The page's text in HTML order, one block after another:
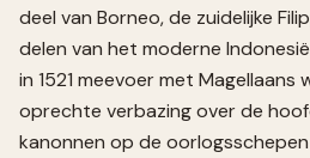
deel van Borneo, de zuidelijke
delen van het moderne
in 1521 meevoer met Magellaans
oprechte verbazing over de
kanonnen op de oorlogsschepen